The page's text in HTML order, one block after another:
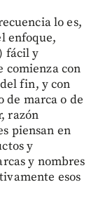
lo es,
enfoque,
fácil y
comienza con
fin, y con
de marca o de
razón
piensan en
y
y nombres
esos